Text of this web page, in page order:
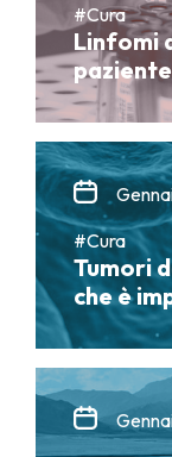
#Cura
Linfomi
paziente
#Cura
Tumori
che è